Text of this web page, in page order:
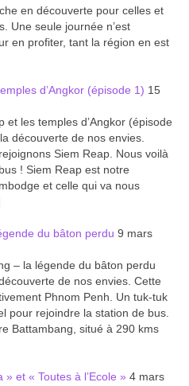
en découverte pour celles et
Une seule journée n’est
en profiter, tant la région en est
d’Angkor (épisode 1) 15
et les temples d’Angkor (épisode
découverte de nos envies.
Siem Reap. Nous voilà
! Siem Reap est notre
et celle qui va nous
du bâton perdu 9 mars
– la légende du bâton perdu
de nos envies. Cette
Phnom Penh. Un tuk-tuk
pour rejoindre la station de bus.
Battambang, situé à 290 kms
et « Toutes à l’Ecole » 4 mars